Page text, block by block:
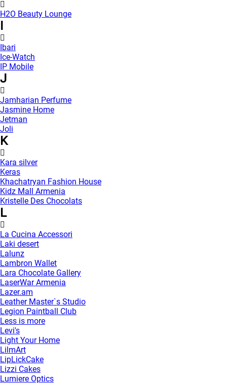
H2O Beauty Lounge
Ibari
Ice-Watch
IP Mobile
J
Jamharian Perfume
Jasmine Home
Jetman
Joli
K
Kara silver
Keras
Khachatryan Fashion House
Kidz Mall Armenia
Kristelle Des Chocolats
L
La Cucina Accessori
Laki desert
Lalunz
Lambron Wallet
Lara Chocolate Gallery
LaserWar Armenia
Lazer.am
Leather Master`s Studio
Legion Paintball Club
Less is more
Levi's
Light Your Home
LilmArt
LipLickCake
Lizzi Cakes
Lumiere Optics